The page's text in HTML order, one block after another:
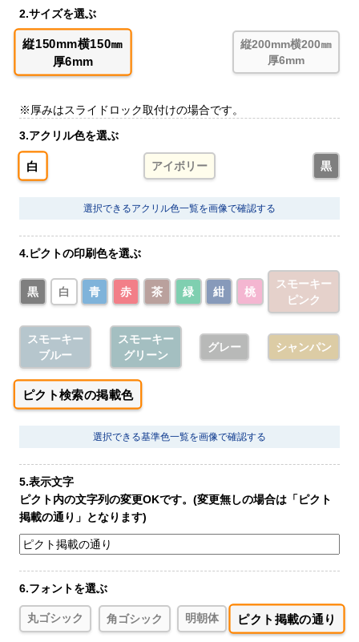
2.サイズを選ぶ
縦150mm横150㎜
厚6mm
縦200mm横200㎜
厚6mm
※厚みはスライドロック取付けの場合です。
3.アクリル色を選ぶ
白 アイボリー 黒
選択できるアクリル色一覧を画像で確認する
4.ピクトの印刷色を選ぶ
黒 白 青 赤 茶 緑 紺 桃
スモーキー
ピンク
スモーキー
ブルー
スモーキー
グリーン
グレー シャンパン
ピクト検索の掲載色
選択できる基準色一覧を画像で確認する
5.表示文字
ピクト内の文字列の変更OKです。(変更無しの場合は「ピクト
掲載の通り」となります)
6.フォントを選ぶ
丸ゴシック 角ゴシック 明朝体 ピクト掲載の通り